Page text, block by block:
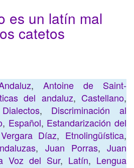
es un latín mal
catetos
, Antoine de Saint-
del andaluz, Castellano,
Dialectos, Discriminación al
, Español, Estandarización del
Díaz, Etnolingüística,
, Juan Porras,Juan
Voz del Sur, Latín, Lengua